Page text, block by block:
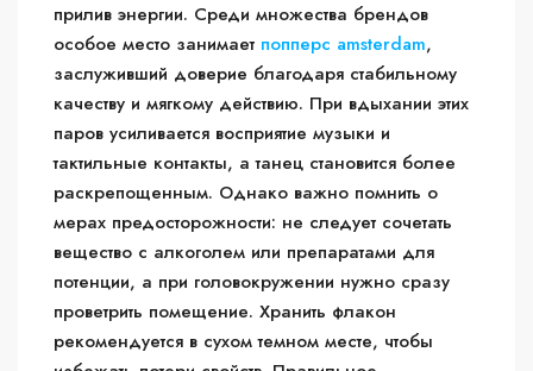
прилив энергии. Среди множества брендов
особое место занимает попперс amsterdam,
заслуживший доверие благодаря стабильному
качеству и мягкому действию. При вдыхании этих
паров усиливается восприятие музыки и
тактильные контакты, а танец становится более
раскрепощенным. Однако важно помнить о
мерах предосторожности: не следует сочетать
вещество с алкоголем или препаратами для
потенции, а при головокружении нужно сразу
проветрить помещение. Хранить флакон
рекомендуется в сухом темном месте, чтобы